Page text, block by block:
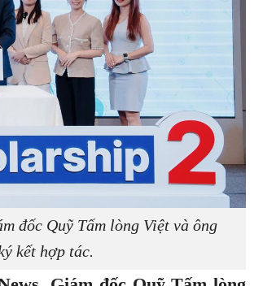
đốc Quỹ Tấm lòng Việt và ông
kết hợp tác.